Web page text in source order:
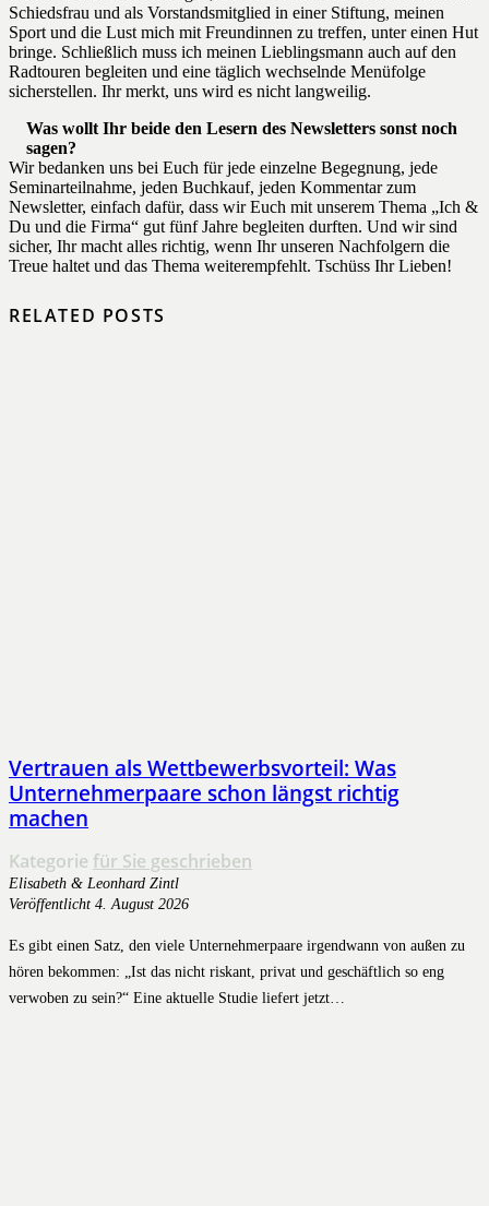
Schiedsfrau und als Vorstandsmitglied in einer Stiftung, meinen
Sport und die Lust mich mit Freundinnen zu treffen, unter einen Hut
bringe. Schließlich muss ich meinen Lieblingsmann auch auf den
Radtouren begleiten und eine täglich wechselnde Menüfolge
sicherstellen. Ihr merkt, uns wird es nicht langweilig.
Was wollt Ihr beide den Lesern des Newsletters sonst noch
sagen?
Wir bedanken uns bei Euch für jede einzelne Begegnung, jede
Seminarteilnahme, jeden Buchkauf, jeden Kommentar zum
Newsletter, einfach dafür, dass wir Euch mit unserem Thema „Ich &
Du und die Firma“ gut fünf Jahre begleiten durften. Und wir sind
sicher, Ihr macht alles richtig, wenn Ihr unseren Nachfolgern die
Treue haltet und das Thema weiterempfehlt. Tschüss Ihr Lieben!
RELATED POSTS
Vertrauen als Wettbewerbsvorteil: Was
Unternehmerpaare schon längst richtig
machen
Kategorie für Sie geschrieben
Elisabeth & Leonhard Zintl
Veröffentlicht 4. August 2026
Es gibt einen Satz, den viele Unternehmerpaare irgendwann von außen zu
hören bekommen: „Ist das nicht riskant, privat und geschäftlich so eng
verwoben zu sein?“ Eine aktuelle Studie liefert jetzt…